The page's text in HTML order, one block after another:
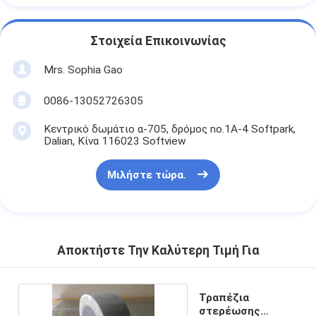
Στοιχεία Επικοινωνίας
Mrs. Sophia Gao
0086-13052726305
Κεντρικό δωμάτιο α-705, δρόμος no.1A-4 Softpark,
Dalian, Κίνα 116023 Softview
Μιλήστε τώρα.
Αποκτήστε Την Καλύτερη Τιμή Για
Τραπέζια
στερέωσης